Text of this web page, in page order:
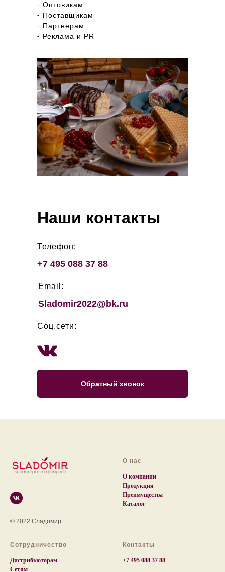
⁃ Оптовикам
⁃ Поставщикам
⁃ Партнерам
⁃ Реклама и PR
Наши контакты
Телефон:
+7 495 088 37 88
Email:
Sladomir2022@bk.ru
Обратный звонок
Соц.сети:
© 2022 Сладомир
О нас
О компании
Продукция
Преимущества
Каталог
Сотрудничество
Дистрибьюторам
Сетям
Контакты
+7 495 088 37 88